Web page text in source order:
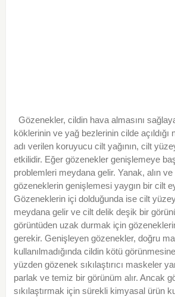
Gözenekler, cildin hava almasını
köklerinin ve yağ bezlerinin cilde açıldığı
adı verilen koruyucu cilt yağının, cilt
etkilidir. Eğer gözenekler genişlemeye
problemleri meydana gelir. Yanak, alın
gözeneklerin genişlemesi yaygın bir cilt
Gözeneklerin içi dolduğunda ise cilt
meydana gelir ve cilt delik deşik bir
görüntüden uzak durmak için gözeneklerin
gerekir. Genişleyen gözenekler, doğru
kullanılmadığında cildin kötü
yüzden gözenek sıkılaştırıcı maskeler
parlak ve temiz bir görünüm alır. Ancak
sıkılaştırmak için sürekli kimyasal ürün